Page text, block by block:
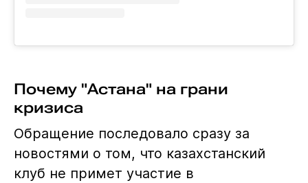
Почему "Астана" на грани
кризиса
Обращение последовало сразу за
новостями о том, что казахстанский
клуб не примет участие в